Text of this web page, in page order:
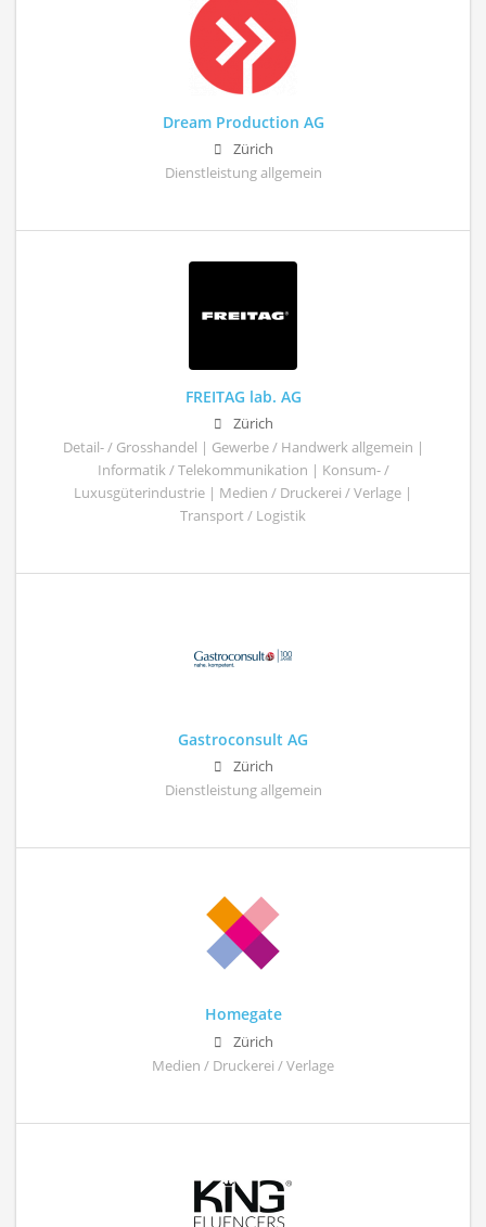
Dream Production AG
Zürich
Dienstleistung allgemein
FREITAG lab. AG
Zürich
Detail- / Grosshandel | Gewerbe / Handwerk allgemein |
Informatik / Telekommunikation | Konsum- /
Luxusgüterindustrie | Medien / Druckerei / Verlage |
Transport / Logistik
Gastroconsult AG
Zürich
Dienstleistung allgemein
Homegate
Zürich
Medien / Druckerei / Verlage